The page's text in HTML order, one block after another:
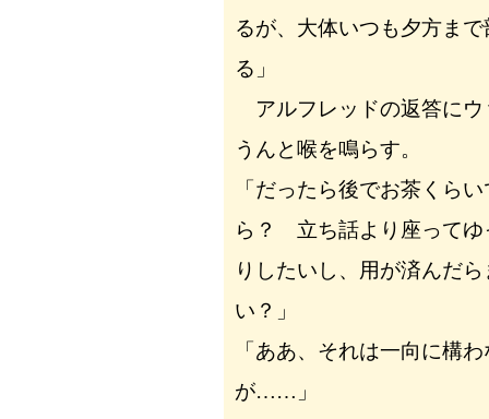
るが、大体いつも夕方ま
る」
アルフレッドの返答にウ
うんと喉を鳴らす。
「だったら後でお茶くら
ら？ 立ち話より座ってゆ
りしたいし、用が済んだ
い？」
「ああ、それは一向に構
が……」